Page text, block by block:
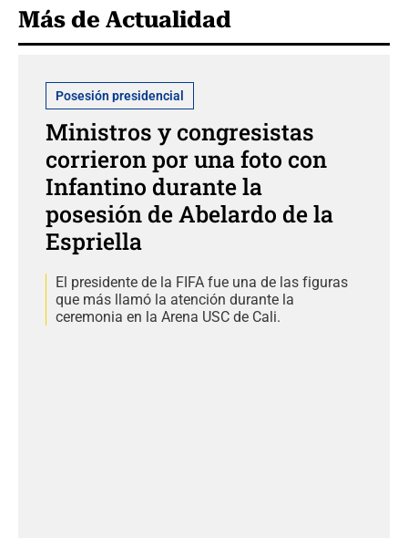
Más de Actualidad
Posesión presidencial
Ministros y congresistas
corrieron por una foto con
Infantino durante la
posesión de Abelardo de la
Espriella
El presidente de la FIFA fue una de las figuras
que más llamó la atención durante la
ceremonia en la Arena USC de Cali.